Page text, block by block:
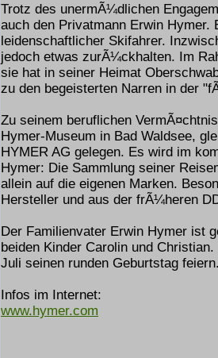
Trotz des unermÃ¼dlichen
auch den Privatmann Erwin
leidenschaftlicher Skifahrer.
jedoch etwas zurÃ¼ckhalten. Im
sie hat in seiner Heimat
zu den begeisterten Narren in der
Zu seinem beruflichen
Hymer-Museum in Bad Waldsee,
HYMER AG gelegen. Es wird im
Hymer: Die Sammlung seiner
allein auf die eigenen Marken.
Hersteller und aus der frÃ¼heren
Der Familienvater Erwin Hymer ist
beiden Kinder Carolin und
Juli seinen runden Geburtstag
Infos im Internet:
www.hymer.com